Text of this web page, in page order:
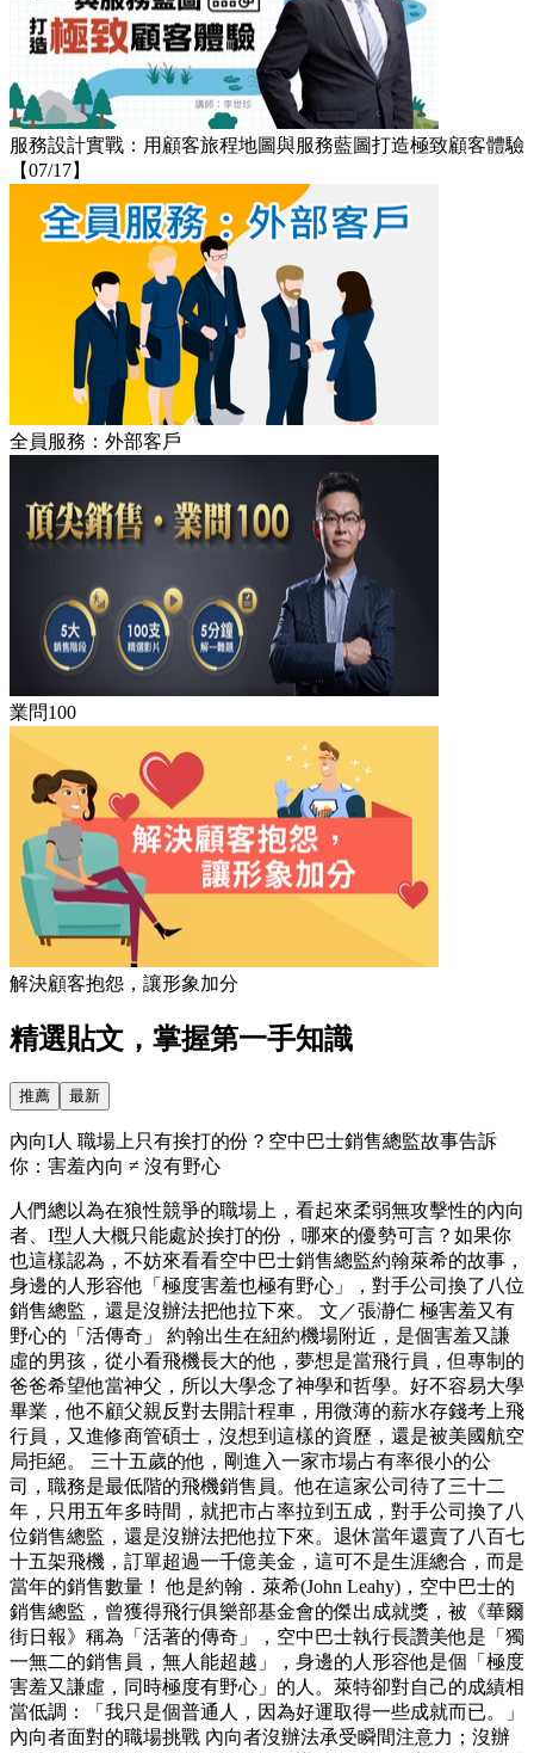
服務設計實戰：用顧客旅程地圖與服務藍圖打造極致顧客體驗
【07/17】
全員服務：外部客戶
業問100
解決顧客抱怨，讓形象加分
精選貼文，掌握第一手知識
推薦 最新
內向I人 職場上只有挨打的份？空中巴士銷售總監故事告訴
你：害羞內向 ≠ 沒有野心
人們總以為在狼性競爭的職場上，看起來柔弱無攻擊性的內向
者、I型人大概只能處於挨打的份，哪來的優勢可言？如果你
也這樣認為，不妨來看看空中巴士銷售總監約翰萊希的故事，
身邊的人形容他「極度害羞也極有野心」，對手公司換了八位
銷售總監，還是沒辦法把他拉下來。 文／張瀞仁 極害羞又有
野心的「活傳奇」 約翰出生在紐約機場附近，是個害羞又謙
虛的男孩，從小看飛機長大的他，夢想是當飛行員，但專制的
爸爸希望他當神父，所以大學念了神學和哲學。好不容易大學
畢業，他不顧父親反對去開計程車，用微薄的薪水存錢考上飛
行員，又進修商管碩士，沒想到這樣的資歷，還是被美國航空
局拒絕。 三十五歲的他，剛進入一家市場占有率很小的公
司，職務是最低階的飛機銷售員。他在這家公司待了三十二
年，只用五年多時間，就把市占率拉到五成，對手公司換了八
位銷售總監，還是沒辦法把他拉下來。退休當年還賣了八百七
十五架飛機，訂單超過一千億美金，這可不是生涯總合，而是
當年的銷售數量！ 他是約翰．萊希(John Leahy)，空中巴士的
銷售總監，曾獲得飛行俱樂部基金會的傑出成就獎，被《華爾
街日報》稱為「活著的傳奇」，空中巴士執行長讚美他是「獨
一無二的銷售員，無人能超越」，身邊的人形容他是個「極度
害羞又謙虛，同時極度有野心」的人。萊特卻對自己的成績相
當低調：「我只是個普通人，因為好運取得一些成就而已。」
內向者面對的職場挑戰 內向者沒辦法承受瞬間注意力；沒辦